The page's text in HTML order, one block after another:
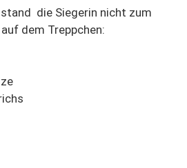
stand die Siegerin nicht zum
dem Treppchen: